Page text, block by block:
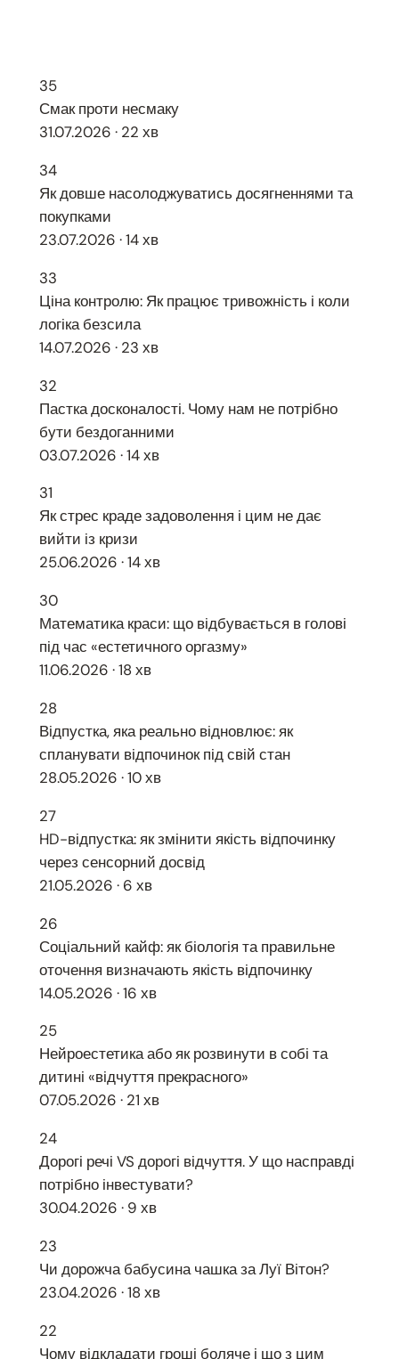
35
Смак проти несмаку
31.07.2026 · 22 хв
34
Як довше насолоджуватись досягненнями та
покупками
23.07.2026 · 14 хв
33
Ціна контролю: Як працює тривожність і коли
логіка безсила
14.07.2026 · 23 хв
32
Пастка досконалості. Чому нам не потрібно
бути бездоганними
03.07.2026 · 14 хв
31
Як стрес краде задоволення і цим не дає
вийти із кризи
25.06.2026 · 14 хв
30
Математика краси: що відбувається в голові
під час «естетичного оргазму»
11.06.2026 · 18 хв
28
Відпустка, яка реально відновлює: як
спланувати відпочинок під свій стан
28.05.2026 · 10 хв
27
HD-відпустка: як змінити якість відпочинку
через сенсорний досвід
21.05.2026 · 6 хв
26
Соціальний кайф: як біологія та правильне
оточення визначають якість відпочинку
14.05.2026 · 16 хв
25
Нейроестетика або як розвинути в собі та
дитині «відчуття прекрасного»
07.05.2026 · 21 хв
24
Дорогі речі VS дорогі відчуття. У що насправді
потрібно інвестувати?
30.04.2026 · 9 хв
23
Чи дорожча бабусина чашка за Луї Вітон?
23.04.2026 · 18 хв
22
Чому відкладати гроші боляче і що з цим